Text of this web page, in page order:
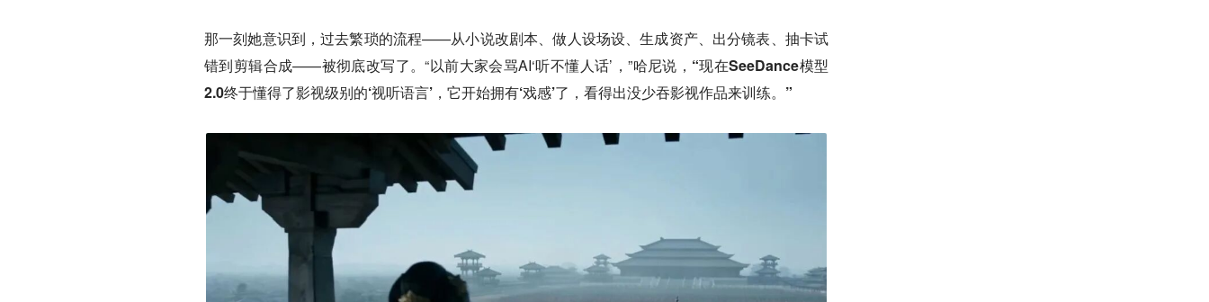
那一刻她意识到，过去繁琐的流程——从小说改剧本、做人设场设、生成资产、出分镜表、抽卡试
错到剪辑合成——被彻底改写了。“以前大家会骂AI‘听不懂人话’，”哈尼说， “现在SeeDance模型
2.0终于懂得了影视级别的‘视听语言’，它开始拥有‘戏感’了，看得出没少吞影视作品来训练。”